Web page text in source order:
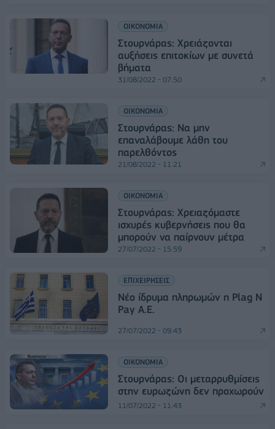
ΟΙΚΟΝΟΜΙΑ
Στουρνάρας: Χρειάζονται
αυξήσεις επιτοκίων με συνετά
βήματα
31/08/2022 - 07:50
ΟΙΚΟΝΟΜΙΑ
Στουρνάρας: Να μην
επαναλάβουμε λάθη του
παρελθόντος
21/08/2022 - 11:21
ΟΙΚΟΝΟΜΙΑ
Στουρνάρας: Χρειαζόμαστε
ισχυρές κυβερνήσεις που θα
μπορούν να παίρνουν μέτρα
27/07/2022 - 15:59
ΕΠΙΧΕΙΡΗΣΕΙΣ
Νέο ίδρυμα πληρωμών η Plag N
Pay Α.Ε.
27/07/2022 - 09:43
ΟΙΚΟΝΟΜΙΑ
Στουρνάρας: Οι μεταρρυθμίσεις
στην ευρωζώνη δεν προχωρούν
11/07/2022 - 11:43